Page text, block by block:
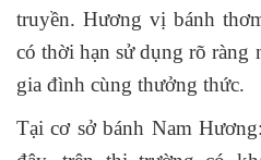
truyền. Hương vị bánh
có thời hạn sử dụng rõ ràng
gia đình cùng thưởng thức.
Tại cơ sở bánh Nam